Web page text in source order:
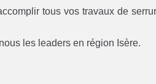
tous vos travaux de
les leaders en région Isère.